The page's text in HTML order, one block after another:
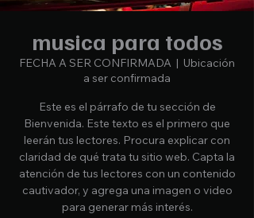
musica para todos
FECHA A SER CONFIRMADA
  |
Ubicación
a ser confirmada
Este es el párrafo de tu sección de
Bienvenida. Este texto es el primero que
leerán tus lectores. Procura explicar con
claridad de qué trata tu sitio web. Capta la
atención de tus lectores con un contenido
cautivador, y agrega una imagen o video
para generar más interés.